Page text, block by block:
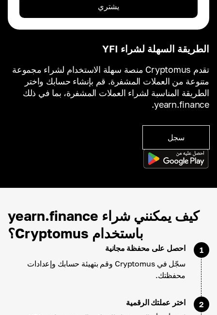
الطريقة السهلة لشراء YFI
تقدم Cryptomus منصة سهلة الاستخدام لشراء مجموعة
متنوعة من العملات المشفرة. قم بإنشاء حسابك واختر
الطريقة المناسبة لشراء العملات المشفرة، بما في ذلك
yearn.finance.
سجل
يشتري
كيف يمكنني شراء yearn.finance
باستخدام Cryptomus؟
1
احصل على محفظة مجانية
سجّل في Cryptomus وقم بتهيئة حسابك وإعدادات
محفظتك.
2
اختر عملتك الرقمية